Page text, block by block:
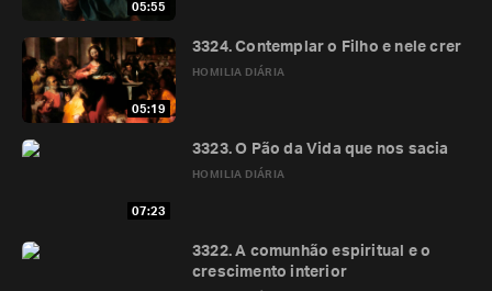
05:55
05:19
HOMILIA DIÁRIA
3324. Contemplar o Filho e nele crer
07:23
HOMILIA DIÁRIA
3323. O Pão da Vida que nos sacia
3322. A comunhão espiritual e o
crescimento interior